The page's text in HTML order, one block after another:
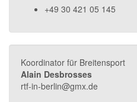
+49 30 421 05 145
Koordinator für Breitensport
Alain Desbrosses
rtf-in-berlin@gmx.de